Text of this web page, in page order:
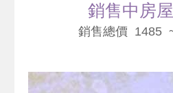
銷售中房
銷售總價 1485